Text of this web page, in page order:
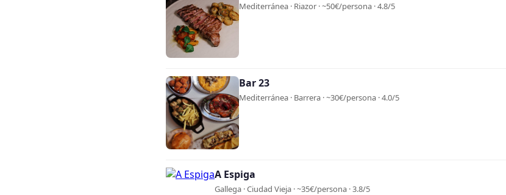
Mediterránea · Riazor · ~50€/persona · 4.8/5
Bar 23
Mediterránea · Barrera · ~30€/persona · 4.0/5
A Espiga
Gallega · Ciudad Vieja · ~35€/persona · 3.8/5